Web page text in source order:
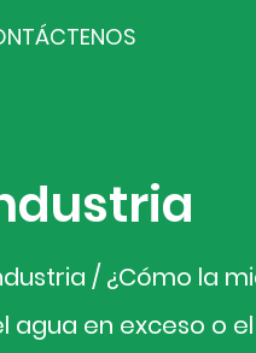
/ ¿Cómo la
en exceso o